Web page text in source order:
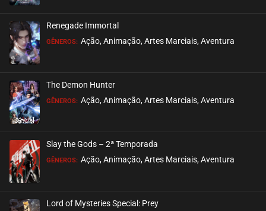
ASSISTIDO
ASSISTIDO
ASSISTIDO
Renegade Immortal
GÊNEROS: Ação, Animação, Artes Marciais, Aventura
The Demon Hunter
GÊNEROS: Ação, Animação, Artes Marciais, Aventura
Slay the Gods – 2ª Temporada
GÊNEROS: Ação, Animação, Artes Marciais, Aventura
Lord of Mysteries Special: Prey